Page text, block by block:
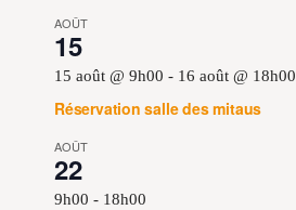
AOÛT
15
15 août @ 9h00 - 16 août @ 18h00
Réservation salle des mitaus
AOÛT
22
9h00 - 18h00